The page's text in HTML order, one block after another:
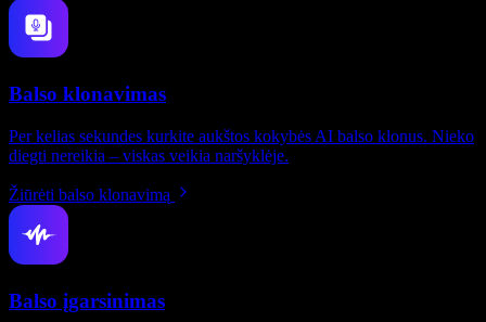
Balso klonavimas
Per kelias sekundes kurkite aukštos kokybės AI balso klonus. Nieko
diegti nereikia – viskas veikia naršyklėje.
Žiūrėti balso klonavimą
Balso įgarsinimas